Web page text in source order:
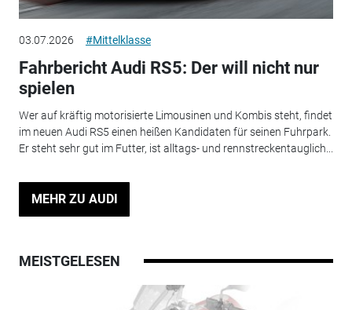
03.07.2026 #Mittelklasse
Fahrbericht Audi RS5: Der will nicht nur
spielen
Wer auf kräftig motorisierte Limousinen und Kombis steht, findet
im neuen Audi RS5 einen heißen Kandidaten für seinen Fuhrpark.
Er steht sehr gut im Futter, ist alltags- und rennstreckentauglich...
MEHR ZU AUDI
MEISTGELESEN